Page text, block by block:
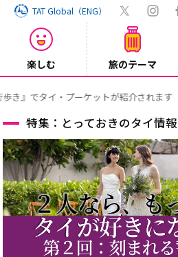
TAT Global（ENG）
楽しむ 旅のテーマ
特集：とっておきのタイ情報